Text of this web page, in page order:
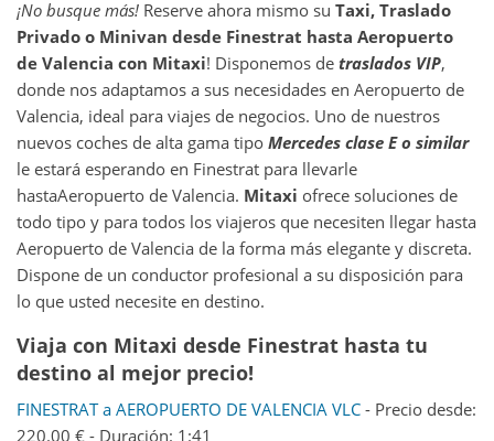
¡No busque más! Reserve ahora mismo su Taxi, Traslado
Privado o Minivan desde Finestrat hasta Aeropuerto
de Valencia con Mitaxi! Disponemos de traslados VIP,
donde nos adaptamos a sus necesidades en Aeropuerto de
Valencia, ideal para viajes de negocios. Uno de nuestros
nuevos coches de alta gama tipo Mercedes clase E o similar
le estará esperando en Finestrat para llevarle
hastaAeropuerto de Valencia. Mitaxi ofrece soluciones de
todo tipo y para todos los viajeros que necesiten llegar hasta
Aeropuerto de Valencia de la forma más elegante y discreta.
Dispone de un conductor profesional a su disposición para
lo que usted necesite en destino.
Viaja con Mitaxi desde Finestrat hasta tu
destino al mejor precio!
FINESTRAT a AEROPUERTO DE VALENCIA VLC - Precio desde:
220.00 € - Duración: 1:41